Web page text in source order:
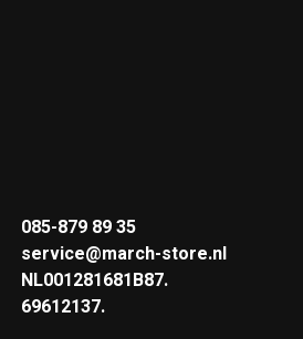
085-879 89 35
service@march-store.nl
NL001281681B87.
69612137.